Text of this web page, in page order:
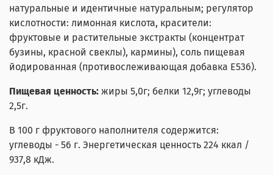
натуральные и идентичные натуральным; регулятор
кислотности: лимонная кислота, красители:
фруктовые и растительные экстракты (концентрат
бузины, красной свеклы), кармины), соль пищевая
йодированная (противослеживающая добавка Е536).
Пищевая ценность: жиры 5,0г; белки 12,9г; углеводы
2,5г.
В 100 г фруктового наполнителя содержится:
углеводы - 56 г. Энергетическая ценность 224 ккал /
937,8 кДж.